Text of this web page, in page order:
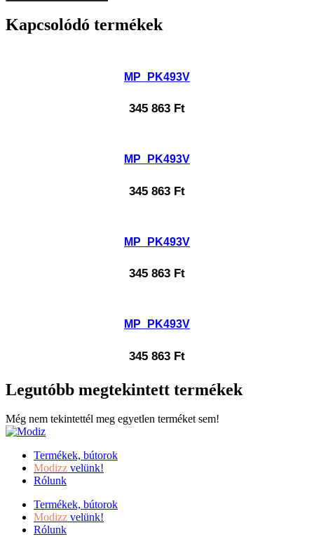
Kapcsolódó termékek
MP_PK493V
345 863 Ft
MP_PK493V
345 863 Ft
MP_PK493V
345 863 Ft
MP_PK493V
345 863 Ft
Legutóbb megtekintett termékek
Még nem tekintettél meg egyetlen terméket sem!
Termékek, bútorok
Modizz velünk!
Rólunk
Termékek, bútorok
Modizz velünk!
Rólunk